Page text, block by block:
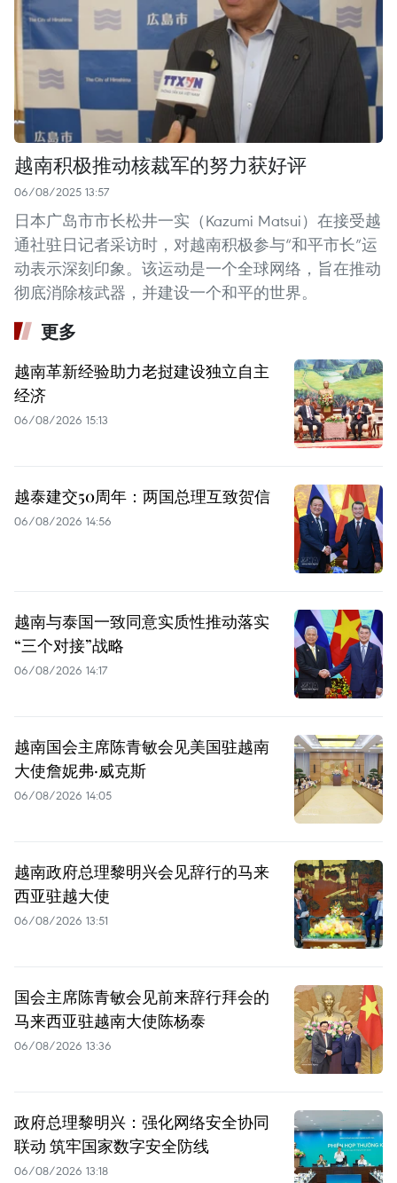
越南积极推动核裁军的努力获好评
06/08/2025 13:57
日本广岛市市长松井一实（Kazumi Matsui）在接受越
通社驻日记者采访时，对越南积极参与“和平市长”运
动表示深刻印象。该运动是一个全球网络，旨在推动
彻底消除核武器，并建设一个和平的世界。 ​
更多
越南革新经验助力老挝建设独立自主
经济
06/08/2026 15:13
越泰建交50周年：两国总理互致贺信
06/08/2026 14:56
越南与泰国一致同意实质性推动落实
“三个对接”战略
06/08/2026 14:17
越南国会主席陈青敏会见美国驻越南
大使詹妮弗·威克斯
06/08/2026 14:05
越南政府总理黎明兴会见辞行的马来
西亚驻越大使
06/08/2026 13:51
国会主席陈青敏会见前来辞行拜会的
马来西亚驻越南大使陈杨泰
06/08/2026 13:36
政府总理黎明兴：强化网络安全协同
联动 筑牢国家数字安全防线
06/08/2026 13:18